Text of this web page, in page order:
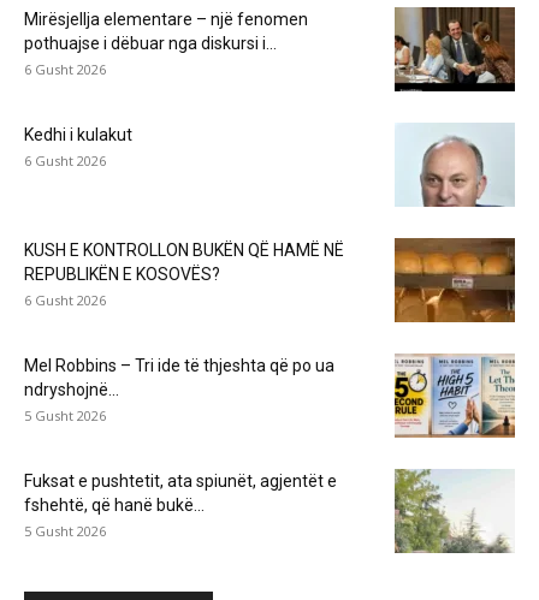
Mirësjellja elementare – një fenomen
pothuajse i dëbuar nga diskursi i...
6 Gusht 2026
Kedhi i kulakut
6 Gusht 2026
KUSH E KONTROLLON BUKËN QË HAMË NË
REPUBLIKËN E KOSOVËS?
6 Gusht 2026
Mel Robbins – Tri ide të thjeshta që po ua
ndryshojnë...
5 Gusht 2026
Fuksat e pushtetit, ata spiunët, agjentët e
fshehtë, që hanë bukë...
5 Gusht 2026